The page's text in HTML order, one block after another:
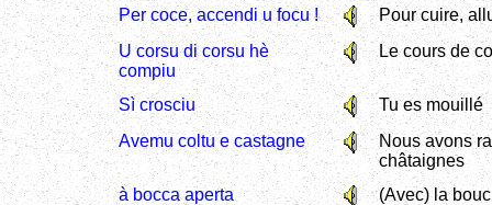
Per coce, accendi u focu !
Pour cuire,
U corsu di corsu hè
compiu
Le cours de
Sì crosciu
Tu es mouillé
Avemu coltu e castagne
Nous avons
châtaignes
à bocca aperta
(Avec) la